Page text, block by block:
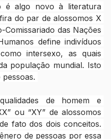
é algo novo à literatura
do par de alossomos X
das Nações
define indivíduos
intersexo, as quais
população mundial. Isto
de homem e
ou “XY” de alossomos
fato dos dois conceitos.
de pessoas por essa